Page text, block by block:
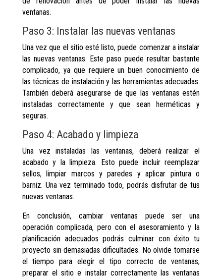
ventanas.
Paso 3: Instalar las nuevas ventanas
Una vez que el sitio esté listo, puede comenzar a instalar
las nuevas ventanas. Este paso puede resultar bastante
complicado, ya que requiere un buen conocimiento de
las técnicas de instalación y las herramientas adecuadas.
También deberá asegurarse de que las ventanas estén
instaladas correctamente y que sean herméticas y
seguras.
Paso 4: Acabado y limpieza
Una vez instaladas las ventanas, deberá realizar el
acabado y la limpieza. Esto puede incluir reemplazar
sellos, limpiar marcos y paredes y aplicar pintura o
barniz. Una vez terminado todo, podrás disfrutar de tus
nuevas ventanas.
En conclusión, cambiar ventanas puede ser una
operación complicada, pero con el asesoramiento y la
planificación adecuados podrás culminar con éxito tu
proyecto sin demasiadas dificultades. No olvide tomarse
el tiempo para elegir el tipo correcto de ventanas,
preparar el sitio e instalar correctamente las ventanas